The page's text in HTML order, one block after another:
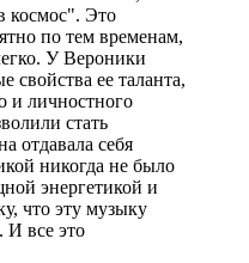
космос". Это
по тем временам,
У Вероники
ее таланта,
и личностного
стать
отдавала себя
никогда не было
энергетикой и
что эту музыку
И все это